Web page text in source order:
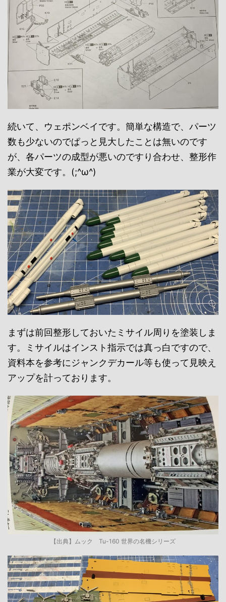
続いて、ウェポンベイです。簡単な構造で、パーツ
数も少ないのでぱっと見大したことは無いのです
が、各パーツの成型が悪いのですり合わせ、整形作
業が大変です。(;^ω^)
まずは前回整形しておいたミサイル周りを塗装しま
す。ミサイルはインスト指示では真っ白ですので、
資料本を参考にジャンクデカール等も使って見映え
アップを計っております。
【出典】ムック Tu-160 世界の名機シリーズ